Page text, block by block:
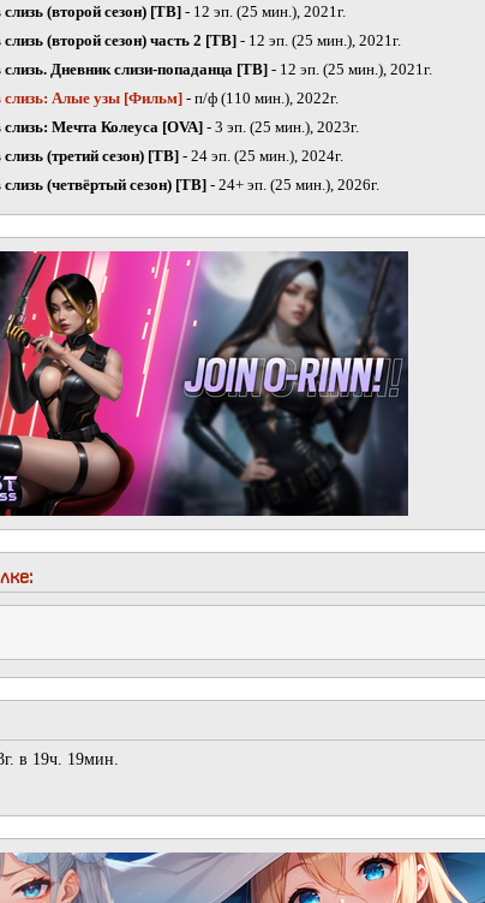
(второй сезон) [ТВ] - 12 эп. (25 мин.), 2021г.
(второй сезон) часть 2 [ТВ]- 12 эп. (25 мин.), 2021г.
Дневник слизи-попаданца [ТВ]- 12 эп. (25 мин.), 2021г.
слизь: Алые узы [Фильм] - п/ф (110 мин.), 2022г.
Мечта Колеуса [OVA] - 3 эп. (25 мин.), 2023г.
(третий сезон) [ТВ] - 24 эп. (25 мин.), 2024г.
(четвёртый сезон) [ТВ] - 24+ эп. (25 мин.), 2026г.
в 19ч. 19мин.